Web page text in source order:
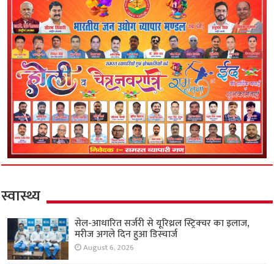
स्वास्थ्य
सेल-आधारित सर्जरी से यूरिथ्रल स्ट्रिक्चर का इलाज,
मरीज अगले दिन हुआ डिस्चार्ज
August 6, 2026